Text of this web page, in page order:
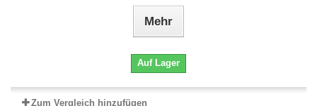
Mehr
Auf Lager
Zum Vergleich hinzufügen